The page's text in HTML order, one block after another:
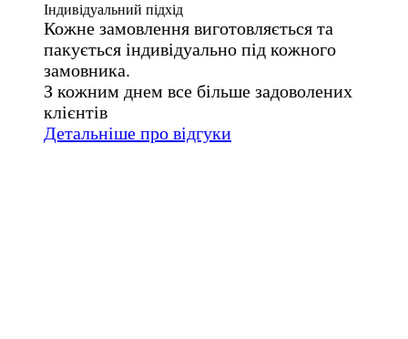
Індивідуальний підхід
Кожне замовлення виготовляється та
пакується індивідуально під кожного
замовника.
З кожним днем все більше задоволених
клієнтів
Детальніше про відгуки